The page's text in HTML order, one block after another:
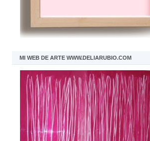
MI WEB DE ARTE WWW.DELIARUBIO.COM